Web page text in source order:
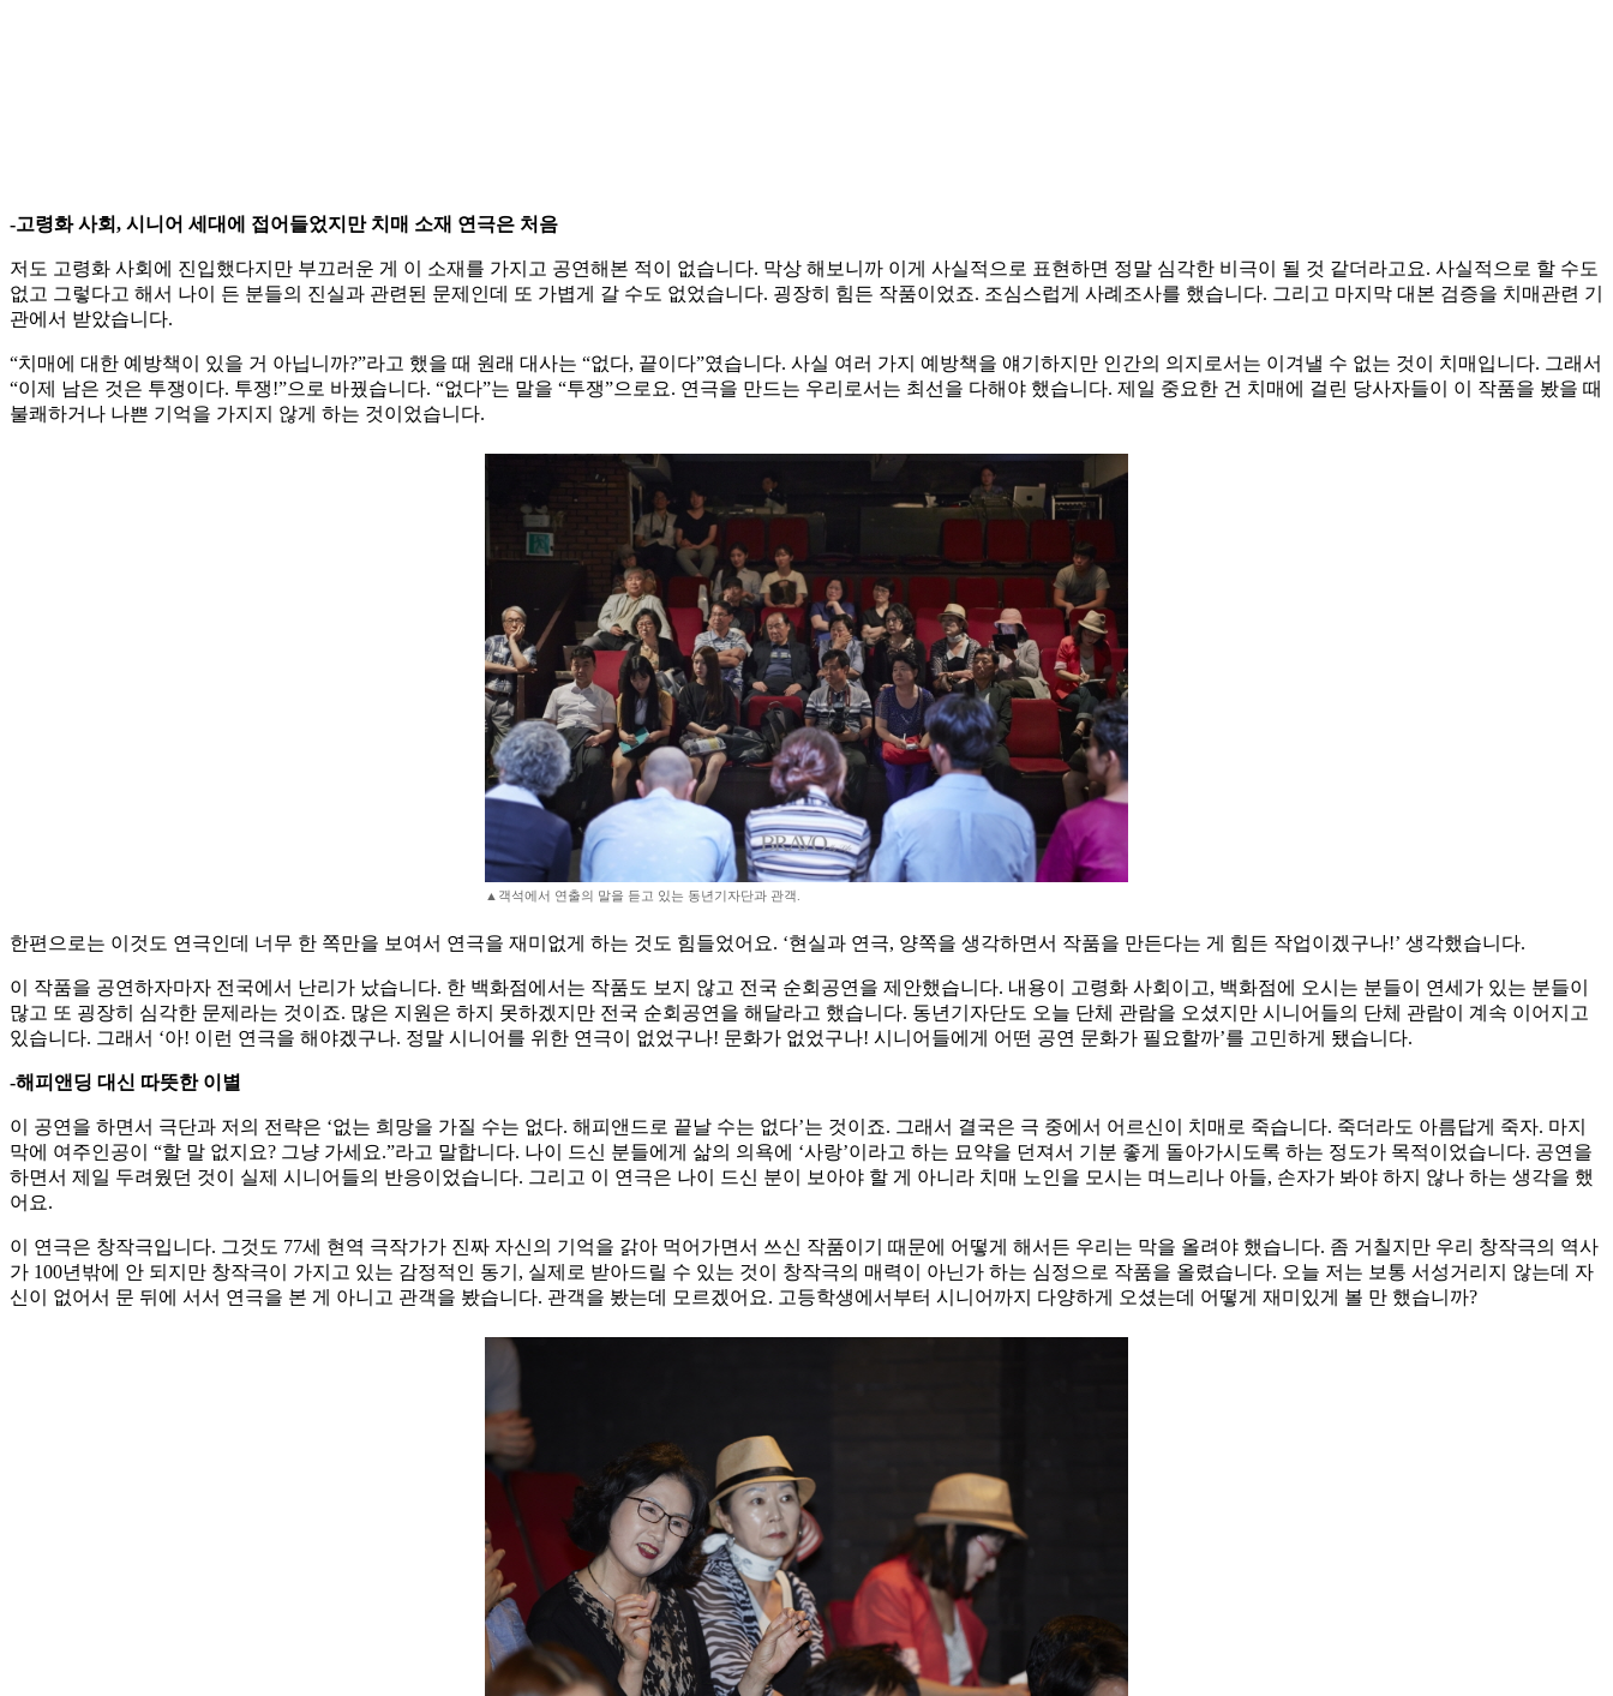
-고령화 사회, 시니어 세대에 접어들었지만 치매 소재 연극은 처음
저도 고령화 사회에 진입했다지만 부끄러운 게 이 소재를 가지고 공연해본 적이 없습니다. 막상 해보니까 이게 사실적으로 표현하면 정말 심각한 비극이 될 것 같더라고요. 사실적으로 할 수도
없고 그렇다고 해서 나이 든 분들의 진실과 관련된 문제인데 또 가볍게 갈 수도 없었습니다. 굉장히 힘든 작품이었죠. 조심스럽게 사례조사를 했습니다. 그리고 마지막 대본 검증을 치매관련 기
관에서 받았습니다.
“치매에 대한 예방책이 있을 거 아닙니까?”라고 했을 때 원래 대사는 “없다, 끝이다”였습니다. 사실 여러 가지 예방책을 얘기하지만 인간의 의지로서는 이겨낼 수 없는 것이 치매입니다. 그래서
“이제 남은 것은 투쟁이다. 투쟁!”으로 바꿨습니다. “없다”는 말을 “투쟁”으로요. 연극을 만드는 우리로서는 최선을 다해야 했습니다. 제일 중요한 건 치매에 걸린 당사자들이 이 작품을 봤을 때
불쾌하거나 나쁜 기억을 가지지 않게 하는 것이었습니다.
▲객석에서 연출의 말을 듣고 있는 동년기자단과 관객.
한편으로는 이것도 연극인데 너무 한 쪽만을 보여서 연극을 재미없게 하는 것도 힘들었어요. ‘현실과 연극, 양쪽을 생각하면서 작품을 만든다는 게 힘든 작업이겠구나!’ 생각했습니다.
이 작품을 공연하자마자 전국에서 난리가 났습니다. 한 백화점에서는 작품도 보지 않고 전국 순회공연을 제안했습니다. 내용이 고령화 사회이고, 백화점에 오시는 분들이 연세가 있는 분들이
많고 또 굉장히 심각한 문제라는 것이죠. 많은 지원은 하지 못하겠지만 전국 순회공연을 해달라고 했습니다. 동년기자단도 오늘 단체 관람을 오셨지만 시니어들의 단체 관람이 계속 이어지고
있습니다. 그래서 ‘아! 이런 연극을 해야겠구나. 정말 시니어를 위한 연극이 없었구나! 문화가 없었구나! 시니어들에게 어떤 공연 문화가 필요할까’를 고민하게 됐습니다.
-해피앤딩 대신 따뜻한 이별
이 공연을 하면서 극단과 저의 전략은 ‘없는 희망을 가질 수는 없다. 해피앤드로 끝날 수는 없다’는 것이죠. 그래서 결국은 극 중에서 어르신이 치매로 죽습니다. 죽더라도 아름답게 죽자. 마지
막에 여주인공이 “할 말 없지요? 그냥 가세요.”라고 말합니다. 나이 드신 분들에게 삶의 의욕에 ‘사랑’이라고 하는 묘약을 던져서 기분 좋게 돌아가시도록 하는 정도가 목적이었습니다. 공연을
하면서 제일 두려웠던 것이 실제 시니어들의 반응이었습니다. 그리고 이 연극은 나이 드신 분이 보아야 할 게 아니라 치매 노인을 모시는 며느리나 아들, 손자가 봐야 하지 않나 하는 생각을 했
어요.
이 연극은 창작극입니다. 그것도 77세 현역 극작가가 진짜 자신의 기억을 갉아 먹어가면서 쓰신 작품이기 때문에 어떻게 해서든 우리는 막을 올려야 했습니다. 좀 거칠지만 우리 창작극의 역사
가 100년밖에 안 되지만 창작극이 가지고 있는 감정적인 동기, 실제로 받아드릴 수 있는 것이 창작극의 매력이 아닌가 하는 심정으로 작품을 올렸습니다. 오늘 저는 보통 서성거리지 않는데 자
신이 없어서 문 뒤에 서서 연극을 본 게 아니고 관객을 봤습니다. 관객을 봤는데 모르겠어요. 고등학생에서부터 시니어까지 다양하게 오셨는데 어떻게 재미있게 볼 만 했습니까?